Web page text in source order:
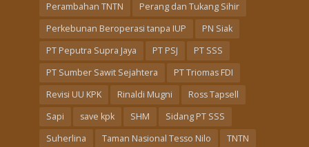
Perambahan TNTN
Perang dan Tukang Sihir
Perkebunan Beroperasi tanpa IUP
PN Siak
PT Peputra Supra Jaya
PT PSJ
PT SSS
PT Sumber Sawit Sejahtera
PT Triomas FDI
Revisi UU KPK
Rinaldi Mugni
Ross Tapsell
Sapi
save kpk SHM
Sidang PT SSS
Suherlina
Taman Nasional Tesso Nilo
TNTN